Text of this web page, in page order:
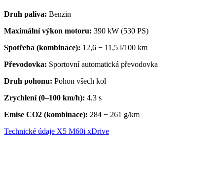
Druh paliva: Benzin
Maximální výkon motoru: 390 kW (530 PS)
Spotřeba (kombinace): 12,6 − 11,5 l/100 km
Převodovka: Sportovní automatická převodovka
Druh pohonu: Pohon všech kol
Zrychlení (0–100 km/h): 4,3 s
Emise CO2 (kombinace): 284 − 261 g/km
Technické údaje X5 M60i xDrive